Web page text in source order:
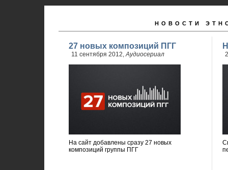
НОВОСТИ
27 новых композиций ПГГ
11 сентября 2012,Аудиосериал
На сайт добавлены сразу 27 новых
композиций группы ПГГ